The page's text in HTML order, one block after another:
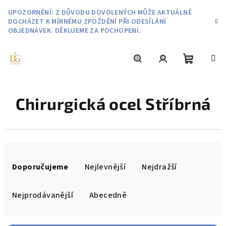
obsah
UPOZORNĚNÍ: Z DŮVODU DOVOLENÝCH MŮŽE AKTUÁLNĚ
DOCHÁZET K MÍRNÉMU ZPOŽDĚNÍ PŘI ODESÍLÁNÍ
OBJEDNÁVEK. DĚKUJEME ZA POCHOPENÍ.
košík
Chirurgická ocel Stříbrná
Doporučujeme Nejlevnější Nejdražší
Nejprodávanější Abecedně